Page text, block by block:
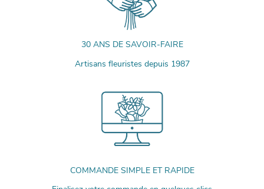
30 ANS DE SAVOIR-FAIRE
Artisans fleuristes depuis 1987
COMMANDE SIMPLE ET RAPIDE